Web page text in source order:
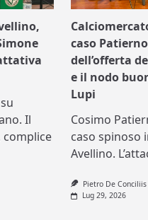
Il
complice
caso
dell’offerta
e il nodo
Lupi
Cosimo
caso spinoso
Avellino.
Pietro De Conciliis
Lug 29, 2026